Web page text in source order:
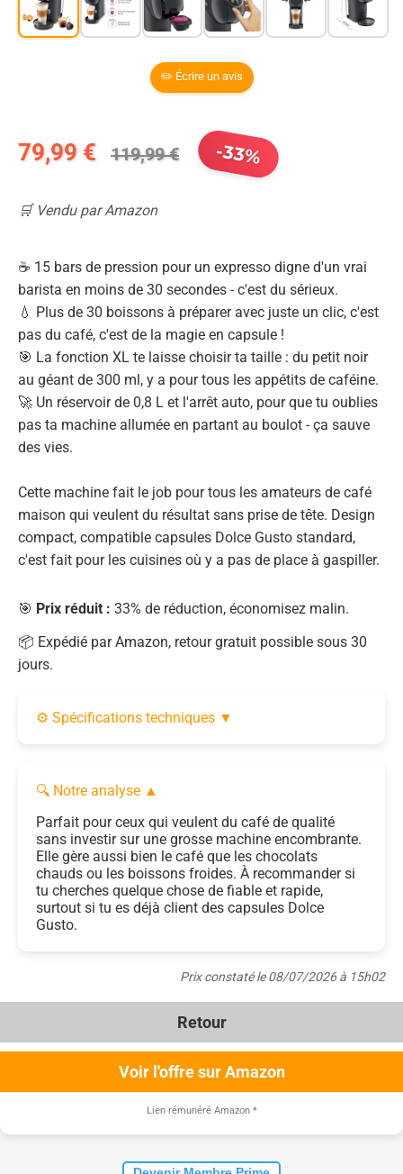
✏️ Écrire un avis
79,99 € 119,99 € -33%
🛒 Vendu par Amazon
☕ 15 bars de pression pour un expresso digne d'un vrai
barista en moins de 30 secondes - c'est du sérieux.
💧 Plus de 30 boissons à préparer avec juste un clic, c'est
pas du café, c'est de la magie en capsule !
🎯 La fonction XL te laisse choisir ta taille : du petit noir
au géant de 300 ml, y a pour tous les appétits de caféine.
🚀 Un réservoir de 0,8 L et l'arrêt auto, pour que tu oublies
pas ta machine allumée en partant au boulot - ça sauve
des vies.
Cette machine fait le job pour tous les amateurs de café
maison qui veulent du résultat sans prise de tête. Design
compact, compatible capsules Dolce Gusto standard,
c'est fait pour les cuisines où y a pas de place à gaspiller.
🎯 Prix réduit : 33% de réduction, économisez malin.
📦 Expédié par Amazon, retour gratuit possible sous 30
jours.
⚙️ Spécifications techniques ▼
🔍 Notre analyse ▲
Parfait pour ceux qui veulent du café de qualité
sans investir sur une grosse machine encombrante.
Elle gère aussi bien le café que les chocolats
chauds ou les boissons froides. À recommander si
tu cherches quelque chose de fiable et rapide,
surtout si tu es déjà client des capsules Dolce
Gusto.
Prix constaté le 08/07/2026 à 15h02
Retour
Voir l'offre sur Amazon
Lien rémunéré Amazon *